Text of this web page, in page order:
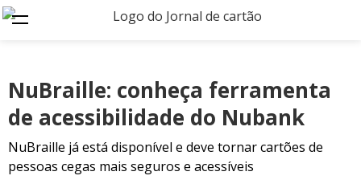
NuBraille: conheça ferramenta
de acessibilidade do Nubank
NuBraille já está disponível e deve tornar cartões de
pessoas cegas mais seguros e acessíveis